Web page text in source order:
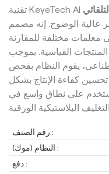
عالية الوضوح. إنه مصمم
معلمات مختلفة للمقارنة
القياسية. بموجب
يقوم النظام بفحص
كفاءة الإنتاج بشكل
على نطاق واسع في
رقم الصنف :
النظام (موك) :
دفع :